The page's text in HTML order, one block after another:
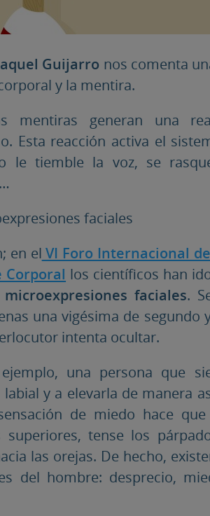
Guijarro nos comenta
y la mentira.
mentiras generan una
Esta reacción activa el
le tiemble la voz, se
faciales
en el VI Foro Internacional
Corporal los científicos han
microexpresiones faciales.
una vigésima de
intenta ocultar.
una persona que
y a elevarla de manera
de miedo hace
superiores, tense los
las orejas. De hecho,
del hombre: desprecio,